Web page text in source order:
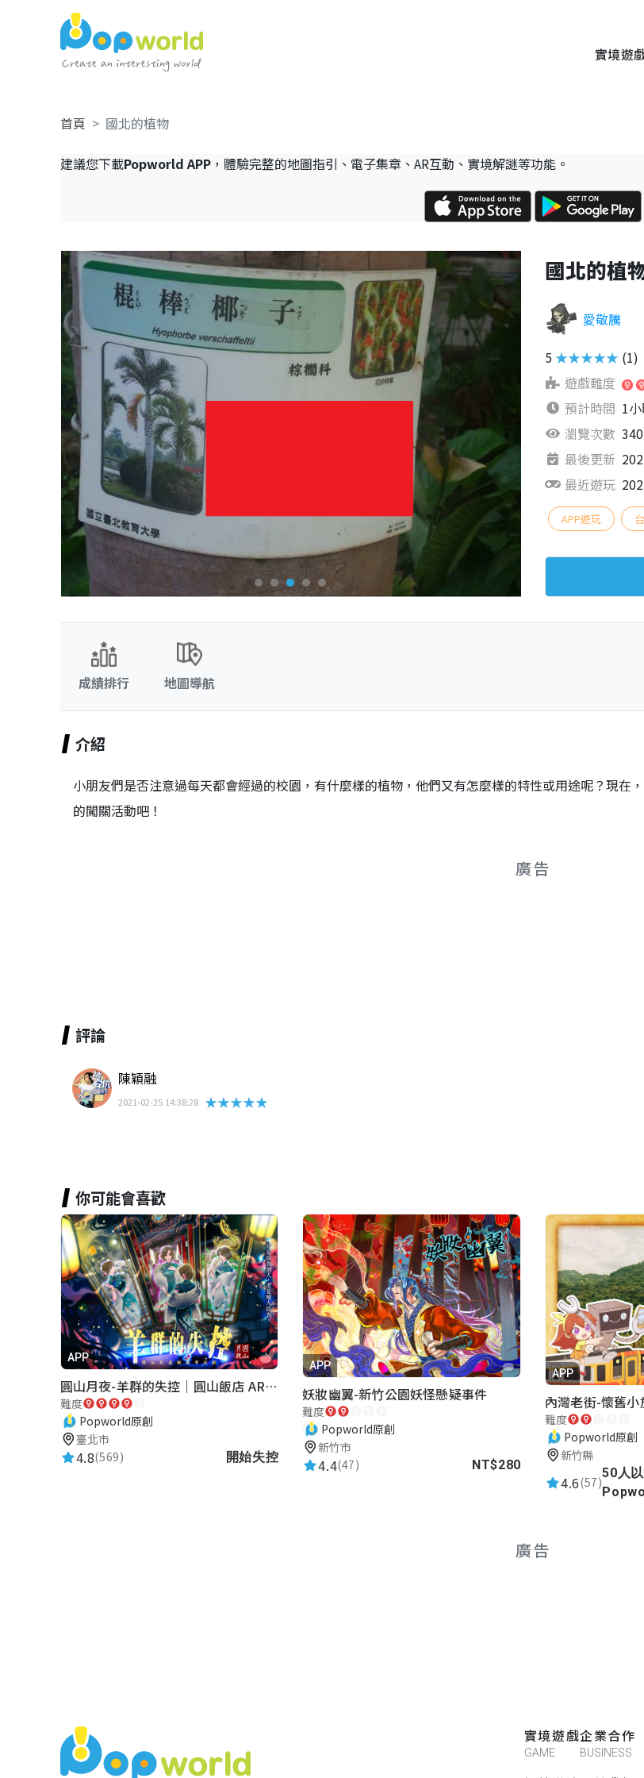
實境遊
首頁 國北的植物
建議您下載Popworld APP，體驗完整的地圖指引、電子集章、AR互動、實境解謎等功能。
國北的植
愛敬騰
5 ★★★★★ (1)
遊戲難度
預計時間 1
瀏覽次數 340
最後更新
最近遊玩
APP遊玩
成績排行 地圖導航
介紹
小朋友們是否注意過每天都會經過的校園，有什麼樣的植物，他們又有怎麼樣的特性或用途呢？現
的闖關活動吧！
廣告
評論
陳穎融
2021-02-25 14:38:28 ★★★★★
你可能會喜歡
APP
圓山月夜-羊群的失控｜圓山飯店 ARG實境解謎遊戲
難度
Popworld原創
臺北市
4.8(569) 開始失控
APP
妖妝幽翼-新竹公園妖怪懸疑事件
難度
Popworld原創
新竹市
4.4(47) NT$280
APP
難度
Popworld原創
新竹縣
4.6(57)
50人
廣告
實境遊戲
GAME
企業合作
BUSINESS